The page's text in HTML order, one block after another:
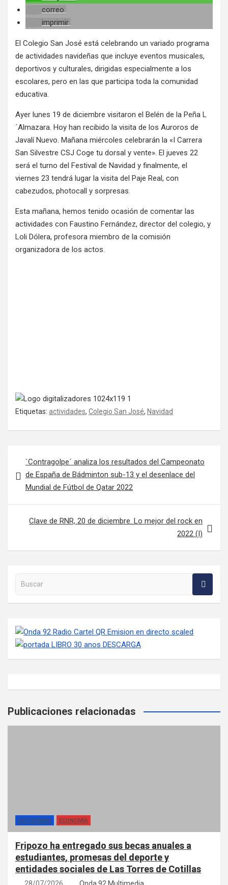
correo
imprimir
El Colegio San José está celebrando un variado programa
de actividades navideñas que incluye eventos musicales,
deportivos y culturales, dirigidas especialmente a los
escolares, pero en las que participa toda la comunidad
educativa.
Ayer lunes 19 de diciembre visitaron el Belén de la Peña L
´Almazara. Hoy han recibido la visita de los Auroros de
Javalí Nuevo. Mañana miércoles celebrarán la «I Carrera
San Silvestre CSJ Coge tu dorsal y vente». El jueves 22
será el turno del Festival de Navidad y finalmente, el
viernes 23 tendrá lugar la visita del Paje Real, con
cabezudos, photocall y sorpresas.
Esta mañana, hemos tenido ocasión de comentar las
actividades con Faustino Fernández, director del colegio, y
Loli Dólera, profesora miembro de la comisión
organizadora de los actos.
Etiquetas: actividades, Colegio San José, Navidad
`Contragolpe´ analiza los resultados del Campeonato
de España de Bádminton sub-13 y el desenlace del
Mundial de Fútbol de Qatar 2022
Clave de RNR, 20 de diciembre. Lo mejor del rock en
2022 (I)
Buscar en la web
Publicaciones relacionadas
CATEGORÍAS ECONOMÍA
Fripozo ha entregado sus becas anuales a
estudiantes, promesas del deporte y
entidades sociales de Las Torres de Cotillas